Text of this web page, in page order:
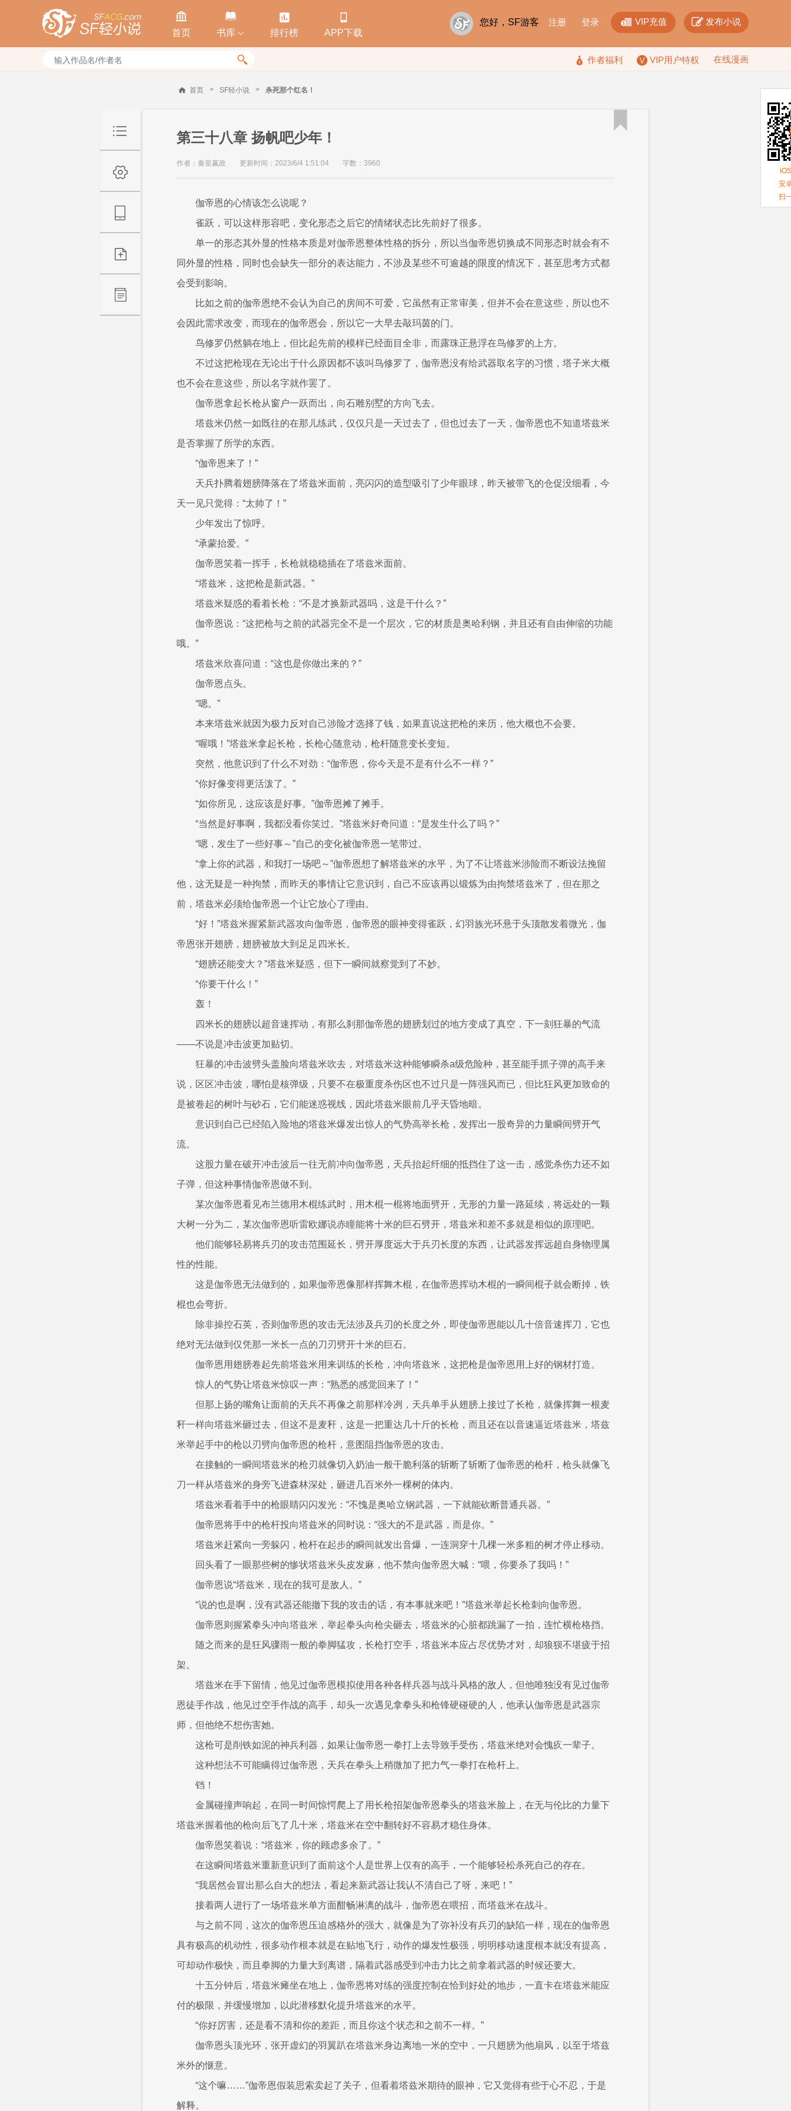

首页

书库 

排行榜

APP下载
您好，SF游客 注册 登录  VIP充值  发布小说
  作者福利 VIP用户特权 在线漫画
首页 > SF轻小说 > 杀死那个红名！
第三十八章 扬帆吧少年！
作者：秦皇嬴政 更新时间：2023/6/4 1:51:04 字数：3960
伽帝恩的心情该怎么说呢？
雀跃，可以这样形容吧，变化形态之后它的情绪状态比先前好了很多。
单一的形态其外显的性格本质是对伽帝恩整体性格的拆分，所以当伽帝恩切换成不同形态时就会有不
同外显的性格，同时也会缺失一部分的表达能力，不涉及某些不可逾越的限度的情况下，甚至思考方式都
会受到影响。
比如之前的伽帝恩绝不会认为自己的房间不可爱，它虽然有正常审美，但并不会在意这些，所以也不
会因此需求改变，而现在的伽帝恩会，所以它一大早去敲玛茵的门。
鸟修罗仍然躺在地上，但比起先前的模样已经面目全非，而露珠正悬浮在鸟修罗的上方。
不过这把枪现在无论出于什么原因都不该叫鸟修罗了，伽帝恩没有给武器取名字的习惯，塔子米大概
也不会在意这些，所以名字就作罢了。
伽帝恩拿起长枪从窗户一跃而出，向石雕别墅的方向飞去。
塔兹米仍然一如既往的在那儿练武，仅仅只是一天过去了，但也过去了一天，伽帝恩也不知道塔兹米
是否掌握了所学的东西。
“伽帝恩来了！”
天兵扑腾着翅膀降落在了塔兹米面前，亮闪闪的造型吸引了少年眼球，昨天被带飞的仓促没细看，今
天一见只觉得：“太帅了！”
少年发出了惊呼。
“承蒙抬爱。”
伽帝恩笑着一挥手，长枪就稳稳插在了塔兹米面前。
“塔兹米，这把枪是新武器。”
塔兹米疑惑的看着长枪：“不是才换新武器吗，这是干什么？”
伽帝恩说：“这把枪与之前的武器完全不是一个层次，它的材质是奥哈利钢，并且还有自由伸缩的功能
哦。”
塔兹米欣喜问道：“这也是你做出来的？”
伽帝恩点头。
“嗯。”
本来塔兹米就因为极力反对自己涉险才选择了钱，如果直说这把枪的来历，他大概也不会要。
“喔哦！”塔兹米拿起长枪，长枪心随意动，枪杆随意变长变短。
突然，他意识到了什么不对劲：“伽帝恩，你今天是不是有什么不一样？”
“你好像变得更活泼了。”
“如你所见，这应该是好事。”伽帝恩摊了摊手。
“当然是好事啊，我都没看你笑过。”塔兹米好奇问道：“是发生什么了吗？”
“嗯，发生了一些好事～”自己的变化被伽帝恩一笔带过。
“拿上你的武器，和我打一场吧～”伽帝恩想了解塔兹米的水平，为了不让塔兹米涉险而不断设法挽留
他，这无疑是一种拘禁，而昨天的事情让它意识到，自己不应该再以锻炼为由拘禁塔兹米了，但在那之
前，塔兹米必须给伽帝恩一个让它放心了理由。
“好！”塔兹米握紧新武器攻向伽帝恩，伽帝恩的眼神变得雀跃，幻羽族光环悬于头顶散发着微光，伽
帝恩张开翅膀，翅膀被放大到足足四米长。
“翅膀还能变大？”塔兹米疑惑，但下一瞬间就察觉到了不妙。
“你要干什么！”
轰！
四米长的翅膀以超音速挥动，有那么刹那伽帝恩的翅膀划过的地方变成了真空，下一刻狂暴的气流
——不说是冲击波更加贴切。
狂暴的冲击波劈头盖脸向塔兹米吹去，对塔兹米这种能够瞬杀a级危险种，甚至能手抓子弹的高手来
说，区区冲击波，哪怕是核弹级，只要不在极重度杀伤区也不过只是一阵强风而已，但比狂风更加致命的
是被卷起的树叶与砂石，它们能迷惑视线，因此塔兹米眼前几乎天昏地暗。
意识到自己已经陷入险地的塔兹米爆发出惊人的气势高举长枪，发挥出一股奇异的力量瞬间劈开气
流。
这股力量在破开冲击波后一往无前冲向伽帝恩，天兵抬起纤细的抵挡住了这一击，感觉杀伤力还不如
子弹，但这种事情伽帝恩做不到。
某次伽帝恩看见布兰德用木棍练武时，用木棍一棍将地面劈开，无形的力量一路延续，将远处的一颗
大树一分为二，某次伽帝恩听雷欧娜说赤瞳能将十米的巨石劈开，塔兹米和差不多就是相似的原理吧。
他们能够轻易将兵刃的攻击范围延长，劈开厚度远大于兵刃长度的东西，让武器发挥远超自身物理属
性的性能。
这是伽帝恩无法做到的，如果伽帝恩像那样挥舞木棍，在伽帝恩挥动木棍的一瞬间棍子就会断掉，铁
棍也会弯折。
除非操控石英，否则伽帝恩的攻击无法涉及兵刃的长度之外，即使伽帝恩能以几十倍音速挥刀，它也
绝对无法做到仅凭那一米长一点的刀刃劈开十米的巨石。
伽帝恩用翅膀卷起先前塔兹米用来训练的长枪，冲向塔兹米，这把枪是伽帝恩用上好的钢材打造。
惊人的气势让塔兹米惊叹一声：“熟悉的感觉回来了！”
但那上扬的嘴角让面前的天兵不再像之前那样冷冽，天兵单手从翅膀上接过了长枪，就像挥舞一根麦
秆一样向塔兹米砸过去，但这不是麦秆，这是一把重达几十斤的长枪，而且还在以音速逼近塔兹米，塔兹
米举起手中的枪以刃劈向伽帝恩的枪杆，意图阻挡伽帝恩的攻击。
在接触的一瞬间塔兹米的枪刃就像切入奶油一般干脆利落的斩断了斩断了伽帝恩的枪杆，枪头就像飞
刀一样从塔兹米的身旁飞进森林深处，砸进几百米外一棵树的体内。
塔兹米看着手中的枪眼睛闪闪发光：“不愧是奥哈立钢武器，一下就能砍断普通兵器。”
伽帝恩将手中的枪杆投向塔兹米的同时说：“强大的不是武器，而是你。”
塔兹米赶紧向一旁躲闪，枪杆在起步的瞬间就发出音爆，一连洞穿十几棵一米多粗的树才停止移动。
回头看了一眼那些树的惨状塔兹米头皮发麻，他不禁向伽帝恩大喊：“喂，你要杀了我吗！”
伽帝恩说“塔兹米，现在的我可是敌人。”
“说的也是啊，没有武器还能撤下我的攻击的话，有本事就来吧！”塔兹米举起长枪刺向伽帝恩。
伽帝恩则握紧拳头冲向塔兹米，举起拳头向枪尖砸去，塔兹米的心脏都跳漏了一拍，连忙横枪格挡。
随之而来的是狂风骤雨一般的拳脚猛攻，长枪打空手，塔兹米本应占尽优势才对，却狼狈不堪疲于招
架。
塔兹米在手下留情，他见过伽帝恩模拟使用各种各样兵器与战斗风格的敌人，但他唯独没有见过伽帝
恩徒手作战，他见过空手作战的高手，却头一次遇见拿拳头和枪锋硬碰硬的人，他承认伽帝恩是武器宗
师，但他绝不想伤害她。
这枪可是削铁如泥的神兵利器，如果让伽帝恩一拳打上去导致手受伤，塔兹米绝对会愧疚一辈子。
这种想法不可能瞒得过伽帝恩，天兵在拳头上稍微加了把力气一拳打在枪杆上。
铛！
金属碰撞声响起，在同一时间惊愕爬上了用长枪招架伽帝恩拳头的塔兹米脸上，在无与伦比的力量下
塔兹米握着他的枪向后飞了几十米，塔兹米在空中翻转好不容易才稳住身体。
伽帝恩笑着说：“塔兹米，你的顾虑多余了。”
在这瞬间塔兹米重新意识到了面前这个人是世界上仅有的高手，一个能够轻松杀死自己的存在。
“我居然会冒出那么自大的想法，看起来新武器让我认不清自己了呀，来吧！”
接着两人进行了一场塔兹米单方面酣畅淋漓的战斗，伽帝恩在喂招，而塔兹米在战斗。
与之前不同，这次的伽帝恩压迫感格外的强大，就像是为了弥补没有兵刃的缺陷一样，现在的伽帝恩
具有极高的机动性，很多动作根本就是在贴地飞行，动作的爆发性极强，明明移动速度根本就没有提高，
可却动作极快，而且拳脚的力量大到离谱，隔着武器感受到冲击力比之前拿着武器的时候还要大。
十五分钟后，塔兹米瘫坐在地上，伽帝恩将对练的强度控制在恰到好处的地步，一直卡在塔兹米能应
付的极限，并缓慢增加，以此潜移默化提升塔兹米的水平。
“你好厉害，还是看不清和你的差距，而且你这个状态和之前不一样。”
伽帝恩头顶光环，张开虚幻的羽翼趴在塔兹米身边离地一米的空中，一只翅膀为他扇风，以至于塔兹
米外的惬意。
“这个嘛……”伽帝恩假装思索卖起了关子，但看着塔兹米期待的眼神，它又觉得有些于心不忍，于是
解释。

安
扫